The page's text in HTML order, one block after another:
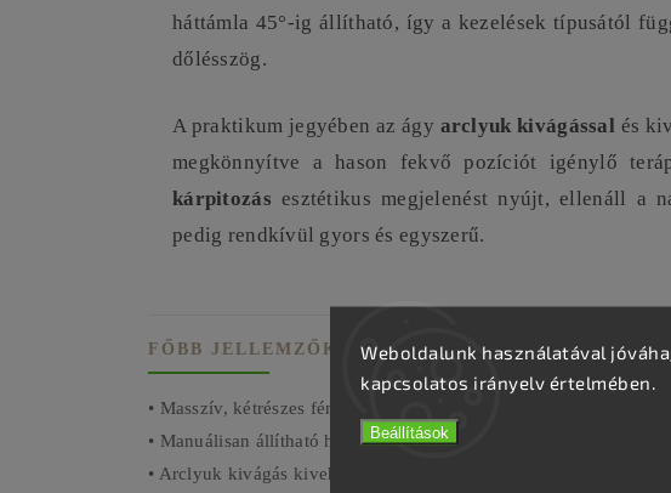
Weboldalunk használatával
kapcsolatos irányelv értelmében.
Beállítások
háttámla 45°-ig állítható, így a kezelések típusától
dőlésszög.
A praktikum jegyében az ágy arclyuk kivágássalés
megkönnyítve a hason fekvő pozíciót igénylő
kárpitozás esztétikus megjelenést nyújt, ellenáll a
pedig rendkívül gyors és egyszerű.
FŐBB JELLEMZŐK
• Masszív, kétrészes fémszerkezet
• Manuálisan állítható háttámla (0° - 45°)
• Arclyuk kivágás kivehető dugóval